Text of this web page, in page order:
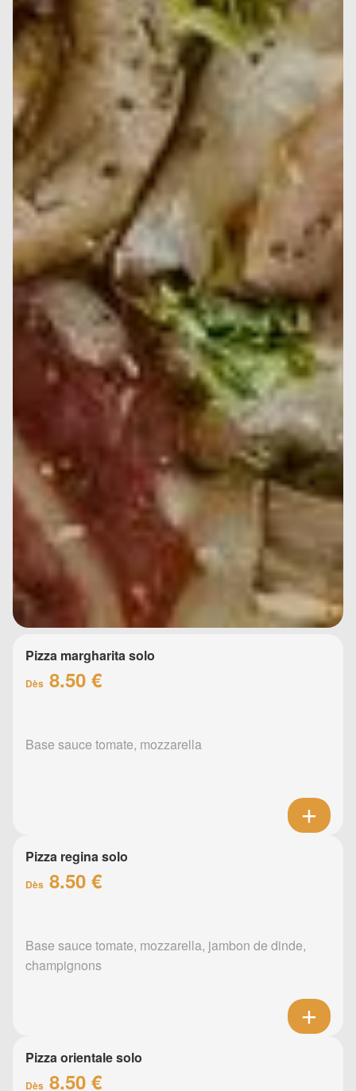
Pizza margharita solo
Dès 8.50 €
Base sauce tomate, mozzarella
Pizza regina solo
Dès 8.50 €
Base sauce tomate, mozzarella, jambon de dinde,
champignons
Pizza orientale solo
Dès 8.50 €